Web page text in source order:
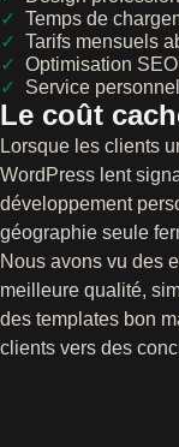
Temps de
Tarifs mensuels
Optimisation
Service
Le coût
Lorsque les clients
WordPress lent
développement
géographie seule
Nous avons vu des
meilleure qualité,
des templates bon
clients vers des